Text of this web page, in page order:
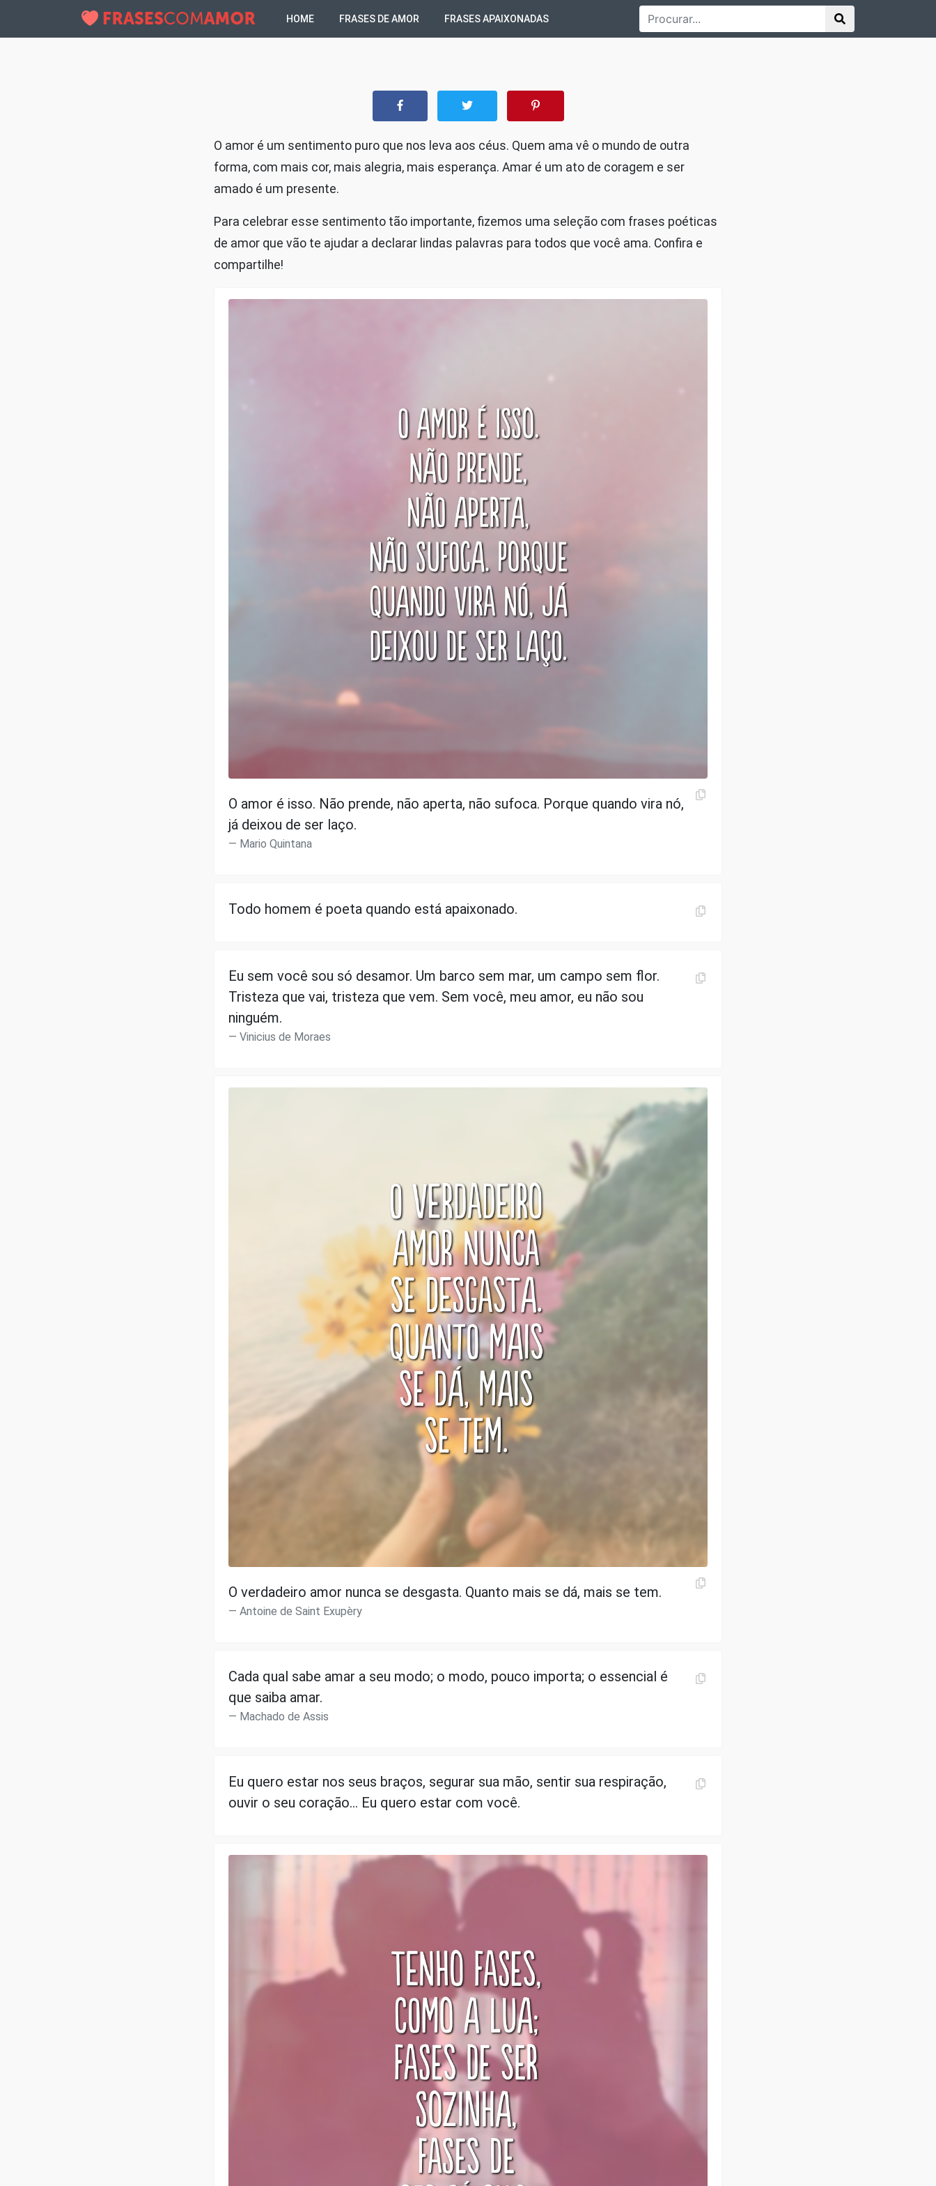
HOME FRASES DE AMOR FRASES APAIXONADAS
O amor é um sentimento puro que nos leva aos céus. Quem ama vê o mundo de outra
forma, com mais cor, mais alegria, mais esperança. Amar é um ato de coragem e ser
amado é um presente.
Para celebrar esse sentimento tão importante, fizemos uma seleção com frases poéticas
de amor que vão te ajudar a declarar lindas palavras para todos que você ama. Confira e
compartilhe!
O amor é isso. Não prende, não aperta, não sufoca. Porque quando vira nó,
já deixou de ser laço.
Mario Quintana
Todo homem é poeta quando está apaixonado.
Eu sem você sou só desamor. Um barco sem mar, um campo sem flor.
Tristeza que vai, tristeza que vem. Sem você, meu amor, eu não sou
ninguém.
Vinicius de Moraes
O verdadeiro amor nunca se desgasta. Quanto mais se dá, mais se tem.
Antoine de Saint Exupèry
Cada qual sabe amar a seu modo; o modo, pouco importa; o essencial é
que saiba amar.
Machado de Assis
Eu quero estar nos seus braços, segurar sua mão, sentir sua respiração,
ouvir o seu coração... Eu quero estar com você.